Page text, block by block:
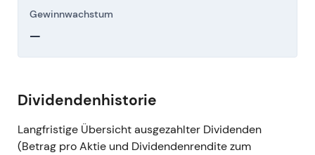
Gewinnwachstum
—
Dividendenhistorie
Langfristige Übersicht ausgezahlter Dividenden
(Betrag pro Aktie und Dividendenrendite zum